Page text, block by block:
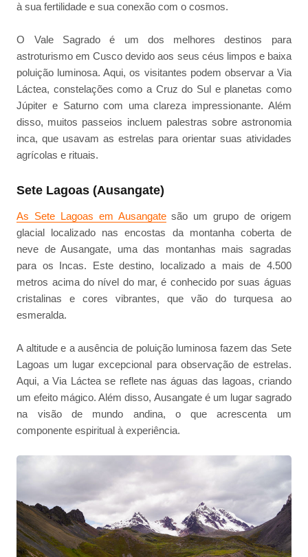
à sua fertilidade e sua conexão com o cosmos.
O Vale Sagrado é um dos melhores destinos para
astroturismo em Cusco devido aos seus céus limpos e baixa
poluição luminosa. Aqui, os visitantes podem observar a Via
Láctea, constelações como a Cruz do Sul e planetas como
Júpiter e Saturno com uma clareza impressionante. Além
disso, muitos passeios incluem palestras sobre astronomia
inca, que usavam as estrelas para orientar suas atividades
agrícolas e rituais.
Sete Lagoas (Ausangate)
As Sete Lagoas em Ausangatesão um grupo de origem
glacial localizado nas encostas da montanha coberta de
neve de Ausangate, uma das montanhas mais sagradas
para os Incas. Este destino, localizado a mais de 4.500
metros acima do nível do mar, é conhecido por suas águas
cristalinas e cores vibrantes, que vão do turquesa ao
esmeralda.
A altitude e a ausência de poluição luminosa fazem das Sete
Lagoas um lugar excepcional para observação de estrelas.
Aqui, a Via Láctea se reflete nas águas das lagoas, criando
um efeito mágico. Além disso, Ausangate é um lugar sagrado
na visão de mundo andina, o que acrescenta um
componente espiritual à experiência.